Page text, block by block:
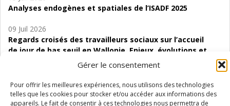
Gérer le consentement
Pour offrir les meilleures expériences, nous utilisons des technologies
telles que les cookies pour stocker et/ou accéder aux informations des
appareils. Le fait de consentir à ces technologies nous permettra de
Analyses endogènes et spatiales de l’ISADF 2025
09 Juil 2026
Regards croisés des travailleurs sociaux sur l’accueil
de jour de bas seuil en Wallonie. Enjeux, évolutions et
06 Juil 2026
Étude d’évaluabilité des Structures
d’accompagnement à l’autocréation d’emploi (SAACE)